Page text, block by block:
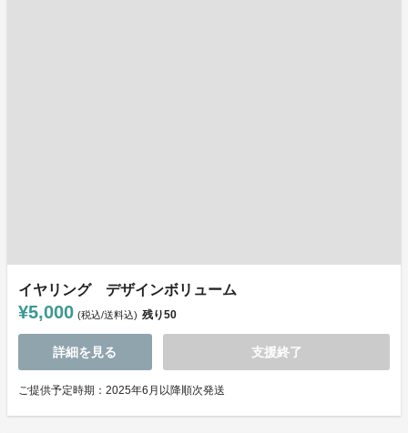
イヤリング デザインボリューム
¥5,000 (税込/送料込) 残り50
詳細を見る 支援終了
ご提供予定時期：2025年6月以降順次発送